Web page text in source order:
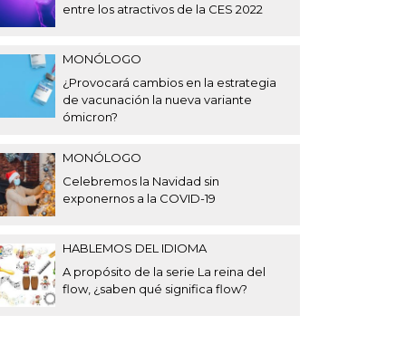
entre los atractivos de la CES 2022
MONÓLOGO
¿Provocará cambios en la estrategia
de vacunación la nueva variante
ómicron?
MONÓLOGO
Celebremos la Navidad sin
exponernos a la COVID-19
HABLEMOS DEL IDIOMA
A propósito de la serie La reina del
flow, ¿saben qué significa flow?